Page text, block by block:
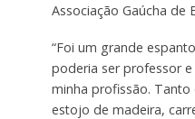
Associação Gaúcha de
“Foi um grande
poderia ser professor
minha profissão. Tanto
estojo de madeira,